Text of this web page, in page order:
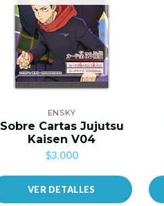
ENSKY
Sobre Cartas Jujutsu
Kaisen V04
$3.000
VER DETALLES